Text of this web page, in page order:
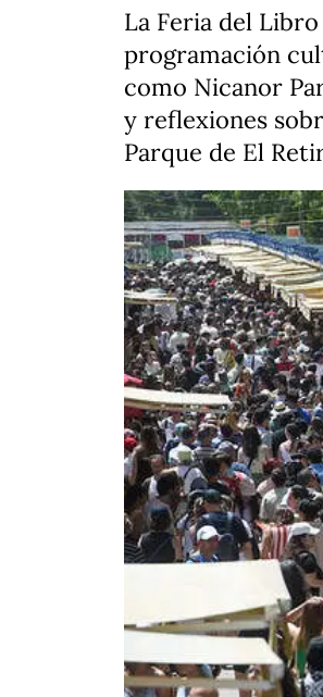
La Feria del
programación
como Nicanor
y reflexiones
Parque de El